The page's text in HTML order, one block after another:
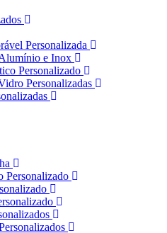
Personalizada
e Inox
Personalizado
Personalizadas
Personalizado